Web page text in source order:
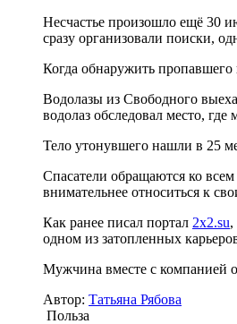
Несчастье произошло ещё 30
сразу организовали поиски,
Когда обнаружить пропавшего
Водолазы из Свободного
водолаз обследовал место,
Тело утонувшего нашли в 25
Спасатели обращаются ко
внимательнее относиться к
Как ранее писал портал 2x2.su,
одном из затопленных
Мужчина вместе с компанией
Автор: Татьяна Рябова
Польза